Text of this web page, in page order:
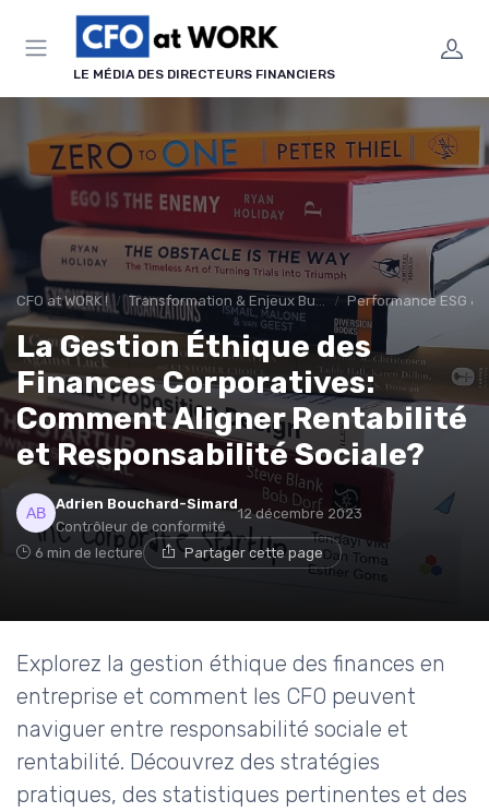
LE MÉDIA DES DIRECTEURS FINANCIERS
CFO at WORK ! Transformation & Enjeux Business Performance ESG &
La Gestion Éthique des
Finances Corporatives:
Comment Aligner Rentabilité
et Responsabilité Sociale?
Adrien Bouchard-Simard
Contrôleur de conformité
12 décembre 2023
6 min de lecture Partager cette page
Explorez la gestion éthique des finances en
entreprise et comment les CFO peuvent
naviguer entre responsabilité sociale et
rentabilité. Découvrez des stratégies
pratiques, des statistiques pertinentes et des
Panneau de gestion des cookies